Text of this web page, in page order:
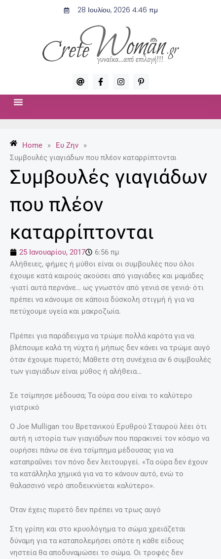
28 Ιουλίου, 2026 4:46 πμ
A
t
F
a
c
I
n
s
P
i
n
p
Home » Ευ Ζην
»
Συμβουλές γιαγιάδων που πλέον καταρρίπτονται
Συμβουλές γιαγιάδων
που πλέον
καταρρίπτονται
25 Ιανουαρίου, 2017
6:56 πμ
Αλήθειες, φήμες ή μύθοι είναι οι συμβουλές που όλοι
έχουμε κατά καιρούς ακούσει από γιαγιάδες και μαμάδες
-γιατί αυτά περνάνε… ως γνωστόν από γενιά σε γενιά- ότι
πρέπει να κάνουμε σε κάποια δύσκολη στιγμή ή για να
πετύχουμε υγεία και μακροζωία.
Πρέπει για παράδειγμα να τρώμε πολλά καρότα για να
βλέπουμε καλά τη νύχτα ή μήπως δεν κάνει να τρώμε αυγό
όταν έχουμε πυρετό; Μάθετε στη συνέχεια αν 6 συμβουλές
των γιαγιάδων είναι μύθος ή αλήθεια…
Σε τσίμπησε μέδουσα; Τα ούρα σου είναι το καλύτερο
γιατρικό
Ο Joe Mulligan του Βρετανικού Ερυθρού Σταυρού λέει ότι
αυτή η ιστορία των γιαγιάδων που παρακινεί τον κόσμο να
ουρήσει πάνω σε ένα τσίμπημα μέδουσας για να
καταπραΰνει τον πόνο δεν λειτουργεί. «Τα ούρα δεν έχουν
τα κατάλληλα χημικά για να το κάνουν αυτό, ενώ το
θαλασσινό νερό αποδεικνύεται καλύτερο».
Όταν έχεις πυρετό δεν πρέπει να τρως αυγό
Στη γρίπη και στο κρυολόγημα το σώμα χρειάζεται
δύναμη για τα καταπολεμήσει οπότε η κάθε είδους
νηστεία θα αποδυναμώσει το σώμα. Οι τροφές δεν